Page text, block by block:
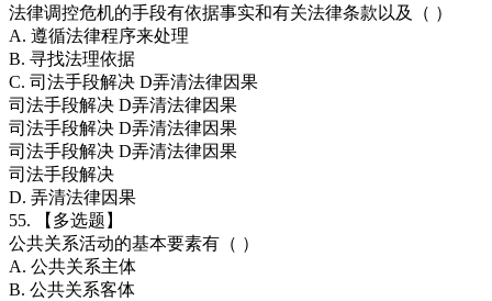
法律调控危机的手段有依据事实和有关法律条款以及（ ）
A. 遵循法律程序来处理
B. 寻找法理依据
C. 司法手段解决 D弄清法律因果
司法手段解决 D弄清法律因果
司法手段解决 D弄清法律因果
司法手段解决 D弄清法律因果
司法手段解决
D. 弄清法律因果
55. 【多选题】
公共关系活动的基本要素有（ ）
A. 公共关系主体
B. 公共关系客体